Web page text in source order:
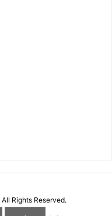
All Rights Reserved.